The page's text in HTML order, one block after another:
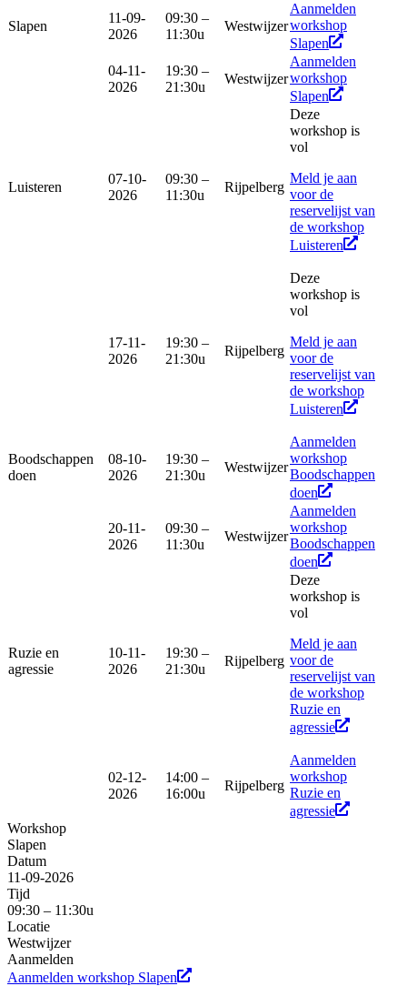
Slapen
11-09-
2026
09:30 –
11:30u
Westwijzer
Aanmelden
workshop
Slapen
04-11-
2026
19:30 –
21:30u
Westwijzer
Aanmelden
workshop
Slapen
Luisteren
07-10-
2026
09:30 –
11:30u
Rijpelberg
Deze
workshop is
vol
Meld je aan
voor de
reservelijst van
de workshop
Luisteren
17-11-
2026
19:30 –
21:30u
Rijpelberg
Deze
workshop is
vol
Meld je aan
voor de
reservelijst van
de workshop
Luisteren
Boodschappen
doen
08-10-
2026
19:30 –
21:30u
Westwijzer
Aanmelden
workshop
Boodschappen
doen
20-11-
2026
09:30 –
11:30u
Westwijzer
Aanmelden
workshop
Boodschappen
doen
Ruzie en
agressie
10-11-
2026
19:30 –
21:30u
Rijpelberg
Deze
workshop is
vol
Meld je aan
voor de
reservelijst van
de workshop
Ruzie en
agressie
02-12-
2026
14:00 –
16:00u
Rijpelberg
Aanmelden
workshop
Ruzie en
agressie
Workshop
Slapen
Datum
11-09-2026
Tijd
09:30 – 11:30u
Locatie
Westwijzer
Aanmelden
Aanmelden workshop Slapen